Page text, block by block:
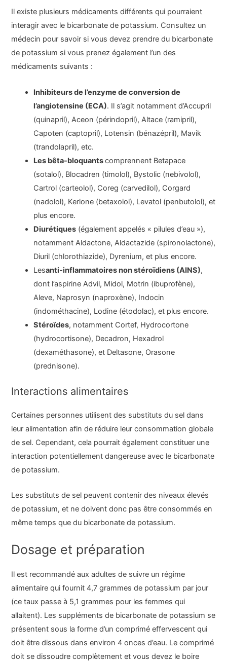
Il existe plusieurs médicaments différents qui pourraient
interagir avec le bicarbonate de potassium. Consultez un
médecin pour savoir si vous devez prendre du bicarbonate
de potassium si vous prenez également l’un des
médicaments suivants :
Inhibiteurs de l’enzyme de conversion de
l’angiotensine (ECA). Il s’agit notamment d’Accupril
(quinapril), Aceon (périndopril), Altace (ramipril),
Capoten (captopril), Lotensin (bénazépril), Mavik
(trandolapril), etc.
Les bêta-bloquantscomprennent Betapace
(sotalol), Blocadren (timolol), Bystolic (nebivolol),
Cartrol (carteolol), Coreg (carvedilol), Corgard
(nadolol), Kerlone (betaxolol), Levatol (penbutolol), et
plus encore.
Diurétiques (également appelés « pilules d’eau »),
notamment Aldactone, Aldactazide (spironolactone),
Diuril (chlorothiazide), Dyrenium, et plus encore.
Lesanti-inflammatoires non stéroïdiens (AINS),
dont l’aspirine Advil, Midol, Motrin (ibuprofène),
Aleve, Naprosyn (naproxène), Indocin
(indométhacine), Lodine (étodolac), et plus encore.
Stéroïdes, notamment Cortef, Hydrocortone
(hydrocortisone), Decadron, Hexadrol
(dexaméthasone), et Deltasone, Orasone
(prednisone).
Interactions alimentaires
Certaines personnes utilisent des substituts du sel dans
leur alimentation afin de réduire leur consommation globale
de sel. Cependant, cela pourrait également constituer une
interaction potentiellement dangereuse avec le bicarbonate
de potassium.
Les substituts de sel peuvent contenir des niveaux élevés
de potassium, et ne doivent donc pas être consommés en
même temps que du bicarbonate de potassium.
Dosage et préparation
Il est recommandé aux adultes de suivre un régime
alimentaire qui fournit 4,7 grammes de potassium par jour
(ce taux passe à 5,1 grammes pour les femmes qui
allaitent). Les suppléments de bicarbonate de potassium se
présentent sous la forme d’un comprimé effervescent qui
doit être dissous dans environ 4 onces d’eau. Le comprimé
doit se dissoudre complètement et vous devez le boire